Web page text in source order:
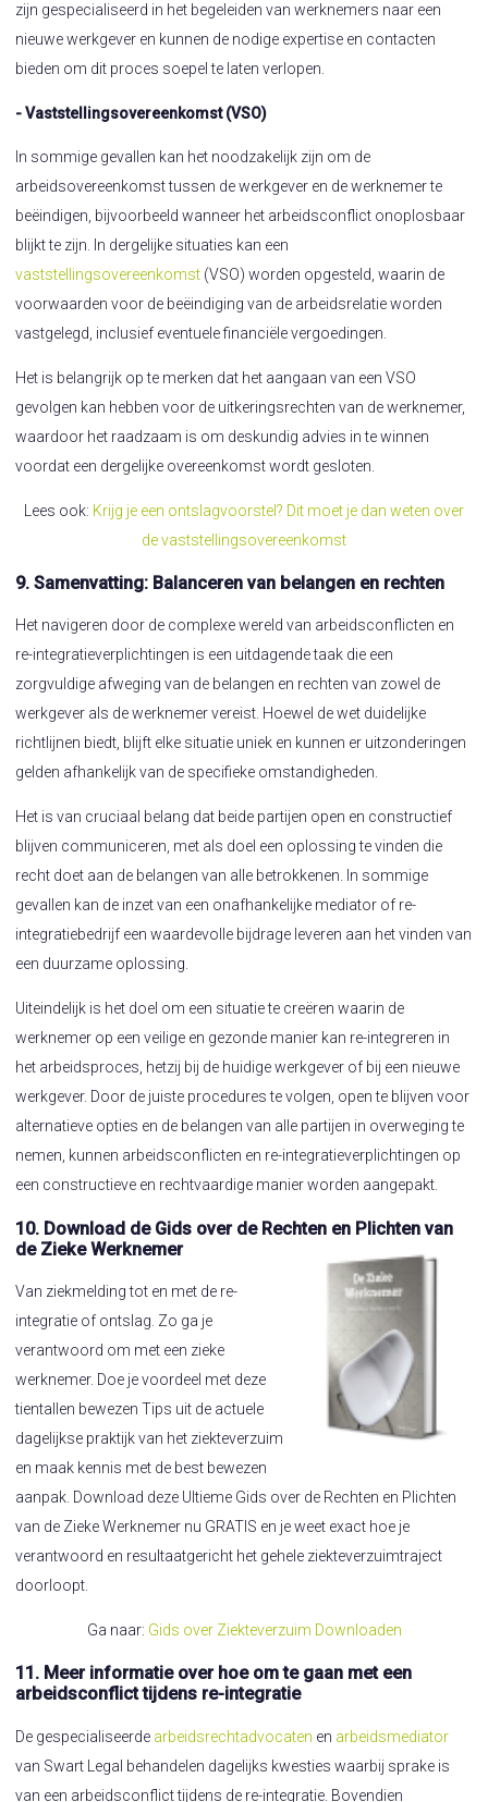
zijn gespecialiseerd in het begeleiden van werknemers naar een
nieuwe werkgever en kunnen de nodige expertise en contacten
bieden om dit proces soepel te laten verlopen.
- Vaststellingsovereenkomst (VSO)
In sommige gevallen kan het noodzakelijk zijn om de
arbeidsovereenkomst tussen de werkgever en de werknemer te
beëindigen, bijvoorbeeld wanneer het arbeidsconflict onoplosbaar
blijkt te zijn. In dergelijke situaties kan een
vaststellingsovereenkomst (VSO) worden opgesteld, waarin de
voorwaarden voor de beëindiging van de arbeidsrelatie worden
vastgelegd, inclusief eventuele financiële vergoedingen.
Het is belangrijk op te merken dat het aangaan van een VSO
gevolgen kan hebben voor de uitkeringsrechten van de werknemer,
waardoor het raadzaam is om deskundig advies in te winnen
voordat een dergelijke overeenkomst wordt gesloten.
Lees ook: Krijg je een ontslagvoorstel? Dit moet je dan weten over
de vaststellingsovereenkomst
9. Samenvatting: Balanceren van belangen en rechten
Het navigeren door de complexe wereld van arbeidsconflicten en
re-integratieverplichtingen is een uitdagende taak die een
zorgvuldige afweging van de belangen en rechten van zowel de
werkgever als de werknemer vereist. Hoewel de wet duidelijke
richtlijnen biedt, blijft elke situatie uniek en kunnen er uitzonderingen
gelden afhankelijk van de specifieke omstandigheden.
Het is van cruciaal belang dat beide partijen open en constructief
blijven communiceren, met als doel een oplossing te vinden die
recht doet aan de belangen van alle betrokkenen. In sommige
gevallen kan de inzet van een onafhankelijke mediator of re-
integratiebedrijf een waardevolle bijdrage leveren aan het vinden van
een duurzame oplossing.
Uiteindelijk is het doel om een situatie te creëren waarin de
werknemer op een veilige en gezonde manier kan re-integreren in
het arbeidsproces, hetzij bij de huidige werkgever of bij een nieuwe
werkgever. Door de juiste procedures te volgen, open te blijven voor
alternatieve opties en de belangen van alle partijen in overweging te
nemen, kunnen arbeidsconflicten en re-integratieverplichtingen op
een constructieve en rechtvaardige manier worden aangepakt.
10. Download de Gids over de Rechten en Plichten van
de Zieke Werknemer
Van ziekmelding tot en met de re-
integratie of ontslag. Zo ga je
verantwoord om met een zieke
werknemer. Doe je voordeel met deze
tientallen bewezen Tips uit de actuele
dagelijkse praktijk van het ziekteverzuim
en maak kennis met de best bewezen
aanpak. Download deze Ultieme Gids over de Rechten en Plichten
van de Zieke Werknemer nu GRATIS en je weet exact hoe je
verantwoord en resultaatgericht het gehele ziekteverzuimtraject
doorloopt.
Ga naar: Gids over Ziekteverzuim Downloaden
11. Meer informatie over hoe om te gaan met een
arbeidsconflict tijdens re-integratie
De gespecialiseerde arbeidsrechtadvocaten en arbeidsmediator
van Swart Legal behandelen dagelijks kwesties waarbij sprake is
van een arbeidsconflict tijdens de re-integratie. Bovendien